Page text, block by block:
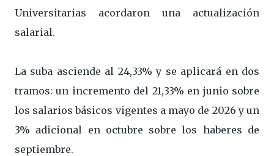
Universitarias acordaron una actualización
salarial.
La suba asciende al 24,33% y se aplicará en dos
tramos: un incremento del 21,33% en junio sobre
los salarios básicos vigentes a mayo de 2026 y un
3% adicional en octubre sobre los haberes de
septiembre.